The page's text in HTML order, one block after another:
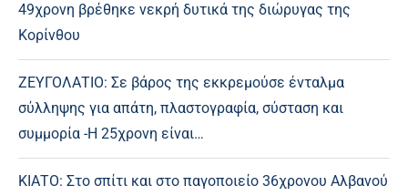
49χρονη βρέθηκε νεκρή δυτικά της διώρυγας της
Κορίνθου
ΖΕΥΓΟΛΑΤΙΟ: Σε βάρος της εκκρεμούσε ένταλμα
σύλληψης για απάτη, πλαστογραφία, σύσταση και
συμμορία -Η 25χρονη είναι…
ΚΙΑΤΟ: Στο σπίτι και στο παγοποιείο 36χρονου Αλβανού